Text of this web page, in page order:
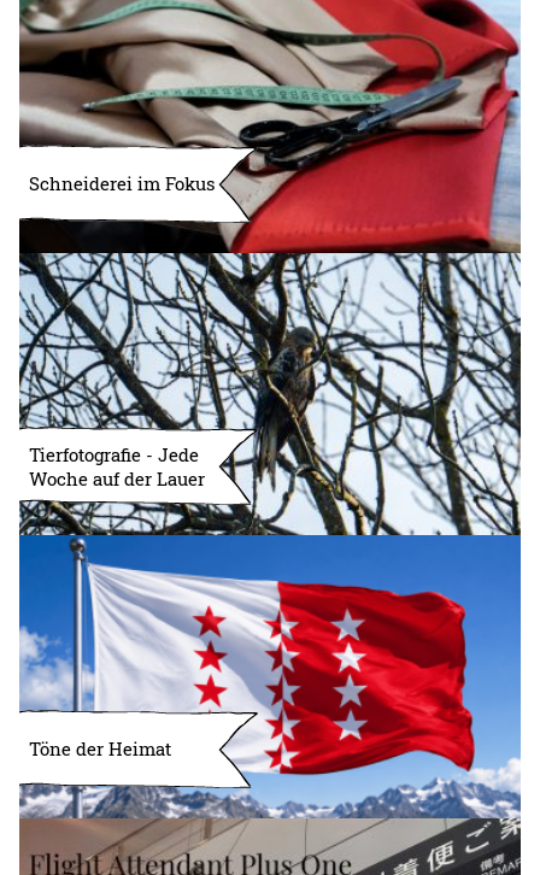
Schneiderei im Fokus
Tierfotografie - Jede
Woche auf der Lauer
Töne der Heimat